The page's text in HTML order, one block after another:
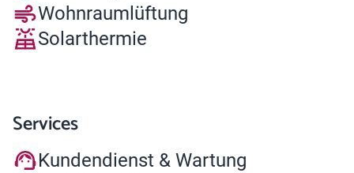
Wohnraumlüftung
Solarthermie
Services
Kundendienst & Wartung